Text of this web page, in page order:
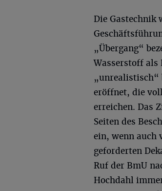
Die Gastechnik
„Übergang“
Wasserstoff
„unrealistisch“
eröffnet, die
erreichen. Das
Seiten des
ein, wenn auch
geforderten
Ruf der BmU
Hochdahl